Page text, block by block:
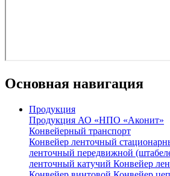
Основная навигация
Продукция
Продукция АО «НПО «Аконит»
Конвейерный транспорт
Конвейер ленточный
ленточный передвижной
ленточный катучий Конвейер